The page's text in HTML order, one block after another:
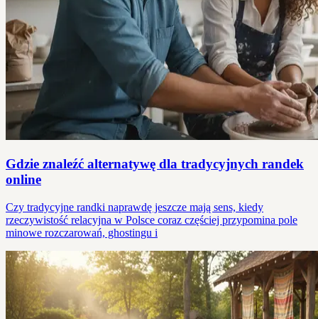
Gdzie znaleźć alternatywę dla tradycyjnych randek
online
Czy tradycyjne randki naprawdę jeszcze mają sens, kiedy
rzeczywistość relacyjna w Polsce coraz częściej przypomina pole
minowe rozczarowań, ghostingu i